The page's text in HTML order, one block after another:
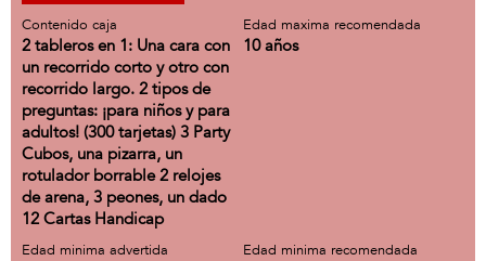
Contenido caja
2 tableros en 1: Una cara con
un recorrido corto y otro con
recorrido largo. 2 tipos de
preguntas: ¡para niños y para
adultos! (300 tarjetas) 3 Party
Cubos, una pizarra, un
rotulador borrable 2 relojes
de arena, 3 peones, un dado
12 Cartas Handicap
Edad maxima recomendada
10 años
Edad minima advertida Edad minima recomendada